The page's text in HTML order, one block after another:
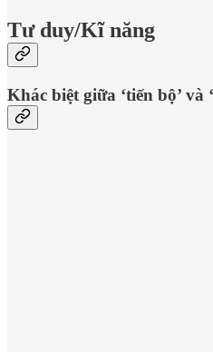
Tư duy/Kĩ năng
Khác biệt giữa ‘tiến bộ’ và